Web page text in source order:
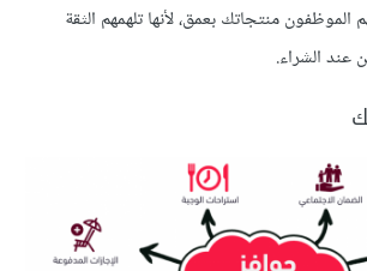
منتجاتك بعمق، لأنها تلهمهم الثقة
عند الشراء.